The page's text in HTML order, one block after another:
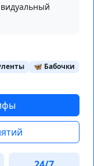
🦋 Бабочки